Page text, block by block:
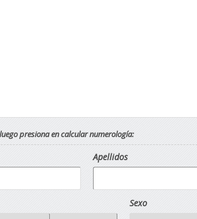
presiona en calcular numerología:
Apellidos
Sexo